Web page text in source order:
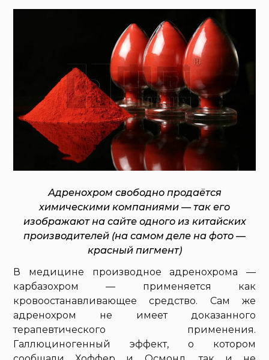
Адренохром свободно продаётся
химическими компаниями — так его
изображают на сайте одного из китайских
производителей (на самом деле на фото —
красный пигмент)
В медицине производное адренохрома —
карбазохром — применяется как
кровоостанавливающее средство. Сам же
адренохром не имеет доказанного
терапевтического применения.
Галлюциногенный эффект, о котором